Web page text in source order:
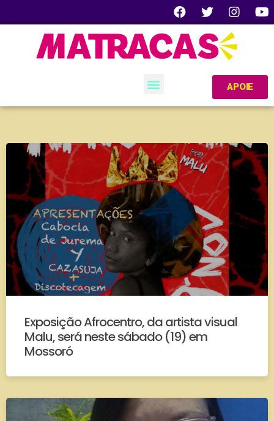
APOIE
Exposição Afrocentro, da artista visual
Malu, será neste sábado (19) em
Mossoró